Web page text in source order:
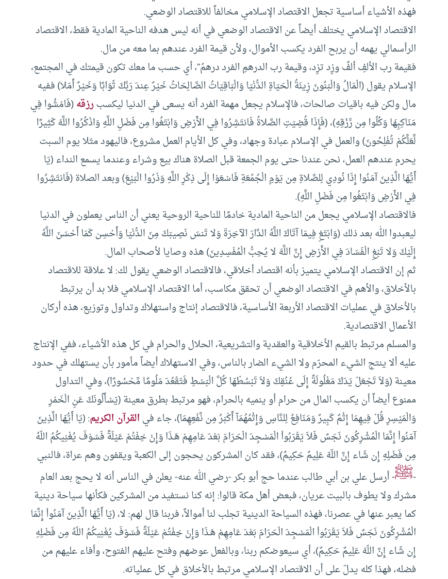
فهذه الأشياء أساسية تجعل الاقتصاد الإسلامي مخالفاً للاقتصاد الوضعي.
الاقتصاد الإسلامي يختلف أيضاً عن الاقتصاد الوضعي في أنه ليس هدفه الناحية المادية فقط، الاقتصاد
الرأسمالي يهمه أن يربح الفرد يكسب الأموال، ولأن قيمة الفرد عندهم بما معه من مال.
فقيمة رب الألفِ ألفٌ وزِد تزِد، وقيمة رب الدرهمِ الفرد درهمُ”، أي حسب ما معك تكون قيمتك في المجتمع،
الإسلام يقول (الْمَالُ وَالْبَنُونَ زِينَةُ الْحَيَاةِ الدُّنْيَا وَالْبَاقِيَاتُ الصَّالِحَاتُ خَيْرٌ عِندَ رَبِّكَ ثَوَابًا وَخَيْرٌ أَمَلا) ففيه
مال ولكن فيه باقيات صالحات، فالإسلام يجعل مهمة الفرد أنه يسعى في الدنيا ليكسبرزقه(فَامْشُوا فِي
مَنَاكِبِهَا وَكُلُوا مِن رِّزْقِهِ)، (فَإِذَا قُضِيَتِ الصَّلاةُ فَانتَشِرُوا فِي الأَرْضِ وَابْتَغُوا مِن فَضْلِ اللَّهِ وَاذْكُرُوا اللَّهَ كَثِيرًا
لَّعَلَّكُمْ تُفْلِحُونَ) والعمل في الإسلام عبادة وجهاد، وفي كل الأيام العمل مشروع، فاليهود مثلا يوم السبت
يحرم عندهم العمل، نحن عندنا حتى يوم الجمعة قبل الصلاة هناك بيع وشراء وعندما يسمع النداء (يَا
أَيُّهَا الَّذِينَ آمَنُوا إِذَا نُودِي لِلصَّلاةِ مِن يَوْمِ الْجُمُعَةِ فَاسْعَوْا إِلَى ذِكْرِ اللَّهِ وَذَرُوا الْبَيْعَ) وبعد الصلاة (فَانتَشِرُوا
فِي الأَرْضِ وَابْتَغُوا مِن فَضْلِ اللَّهِ).
فالاقتصاد الإسلامي يجعل من الناحية المادية خادمًا للناحية الروحية يعني أن الناس يعملون في الدنيا
ليعبدوا الله بعد ذلك (وَابْتَغِ فِيمَا آتَاكَ اللَّهُ الدَّارَ الآخِرَةَ وَلا تَنسَ نَصِيبَكَ مِنَ الدُّنْيَا وَأَحْسِن كَمَا أَحْسَنَ اللَّهُ
إِلَيْكَ وَلا تَبْغِ الْفَسَادَ فِي الأَرْضِ إِنَّ اللَّهَ لا يُحِبُّ الْمُفْسِدِينَ) هذه وصايا لأصحاب المال.
ثم إن الاقتصاد الإسلامي يتميز بأنه اقتصاد أخلاقي، فالاقتصاد الوضعي يقول لك: لا علاقة للاقتصاد
بالأخلاق، والأهم في الاقتصاد الوضعي أن تحقق مكاسب، أما الاقتصاد الإسلامي فلا بد أن يرتبط
بالأخلاق في عمليات الاقتصاد الأربعة الأساسية، فالاقتصاد إنتاج واستهلاك وتداول وتوزيع، هذه أركان
الأعمال الاقتصادية.
والمسلم مرتبط بالقيم الأخلاقية والعقدية والتشريعية، الحلال والحرام في كل هذه الأشياء، ففي الإنتاج
عليه ألا ينتج الشيء المحرّم ولا الشيء الضار بالناس، وفي الاستهلاك أيضاً مأمور بأن يستهلك في حدود
معينة (وَلاَ تَجْعَلْ يَدَكَ مَغْلُولَةً إِلَى عُنُقِكَ وَلاَ تَبْسُطْهَا كُلَّ الْبَسْطِ فَتَقْعُدَ مَلُومًا مَّحْسُورًا)، وفي التداول
ممنوع أيضاً أن يكسب المال من حرام أو ينميه بالحرام، فهو مرتبط بطرق معينة (يَسْأَلُونَكَ عَنِ الْخَمْرِ
وَالْمَيْسِرِ قُلْ فِيهِمَا إِثْمٌ كَبِيرٌ وَمَنَافِعُ لِلنَّاسِ وَإِثْمُهُمَآ أَكْبَرُ مِن نَّفْعِهِمَا)، جاء فيالقرآن الكريم: (يَا أَيُّهَا الَّذِينَ
آمَنُواْ إِنَّمَا الْمُشْرِكُونَ نَجَسٌ فَلاَ يَقْرَبُواْ الْمَسْجِدَ الْحَرَامَ بَعْدَ عَامِهِمْ هَـذَا وَإِنْ خِفْتُمْ عَيْلَةً فَسَوْفَ يُغْنِيكُمُ اللّهُ
مِن فَضْلِهِ إِن شَاء إِنَّ اللّهَ عَلِيمٌ حَكِيمٌ)، فقد كان المشركون يحجون إلى الكعبة ويقفون وهم عراة، فالنبي
-ﷺ- أرسل علي بن أبي طالب عندما حج أبو بكر -رضي الله عنه- يعلن في الناس أنه لا يحج بعد العام
مشرك ولا يطوف بالبيت عريان، فبعض أهل مكة قالوا: إنه كنا نستفيد من المشركين فكأنها سياحة دينية
كما يعبر عنها في عصرنا، فهذه السياحة الدينية تجلب لنا أموالاً، فربنا قال لهم: لا، (يَا أَيُّهَا الَّذِينَ آمَنُواْ إِنَّمَا
الْمُشْرِكُونَ نَجَسٌ فَلاَ يَقْرَبُواْ الْمَسْجِدَ الْحَرَامَ بَعْدَ عَامِهِمْ هَـذَا وَإِنْ خِفْتُمْ عَيْلَةً فَسَوْفَ يُغْنِيكُمُ اللّهُ مِن فَضْلِهِ
إِن شَاء إِنَّ اللّهَ عَلِيمٌ حَكِيمٌ)، أي سيعوضكم ربنا، وبالفعل عوضهم وفتح عليهم الفتوح، وأفاء عليهم من
فضله، فهذا كله يدلّ على أن الاقتصاد الإسلامي مرتبط بالأخلاق في كل عملياته.